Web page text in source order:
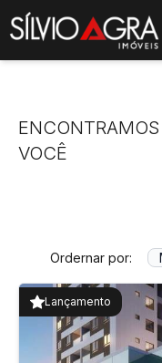
main menu
ENCONTRAMOS
VOCÊ
Ordernar por:
Lançamento